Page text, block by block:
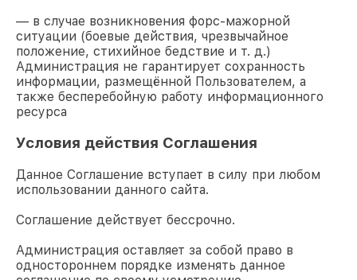
— в случае возникновения форс-мажорной
ситуации (боевые действия, чрезвычайное
положение, стихийное бедствие и т. д.)
Администрация не гарантирует сохранность
информации, размещённой Пользователем, а
также бесперебойную работу информационного
ресурса
Условия действия Соглашения
Данное Соглашение вступает в силу при любом
использовании данного сайта.
Соглашение действует бессрочно.
Администрация оставляет за собой право в
одностороннем порядке изменять данное